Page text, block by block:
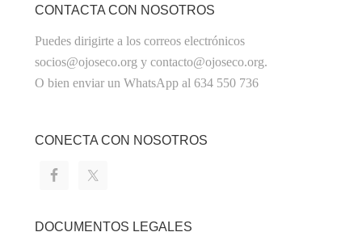
CONTACTA CON NOSOTROS
Puedes dirigirte a los correos electrónicos
socios@ojoseco.org y contacto@ojoseco.org.
O bien enviar un WhatsApp al 634 550 736
CONECTA CON NOSOTROS
DOCUMENTOS LEGALES